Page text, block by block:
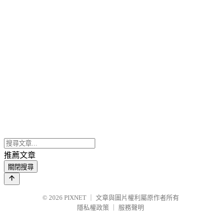
推薦文章
關閉搜尋
© 2026 PIXNET
文章與圖片權利屬原作者所有
隱私權政策
服務聲明